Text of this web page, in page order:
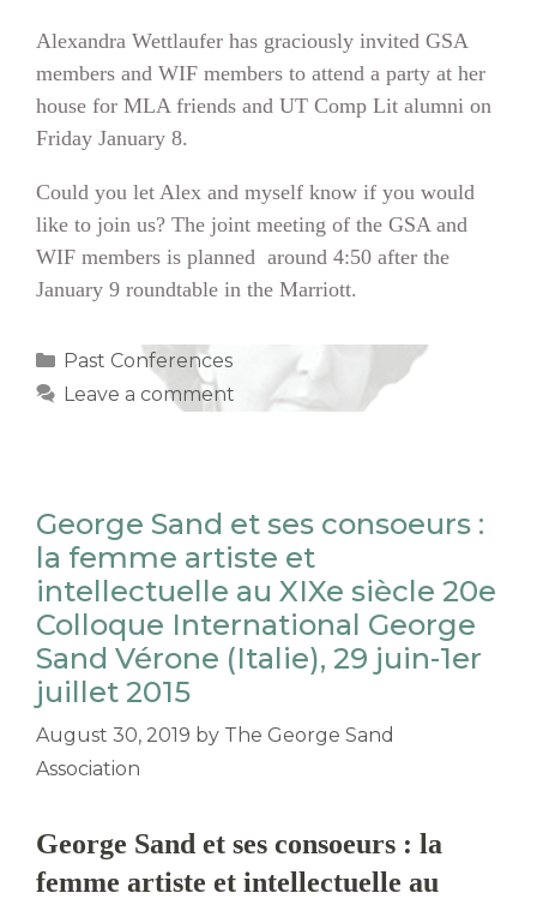
Alexandra Wettlaufer has graciously invited GSA
members and WIF members to attend a party at her
house for MLA friends and UT Comp Lit alumni on
Friday January 8.
Could you let Alex and myself know if you would
like to join us? The joint meeting of the GSA and
WIF members is planned around 4:50 after the
January 9 roundtable in the Marriott.
Categories
Past Conferences
Leave a comment
George Sand et ses consoeurs :
la femme artiste et
intellectuelle au XIXe siècle 20e
Colloque International George
Sand Vérone (Italie), 29 juin-1er
juillet 2015
August 30, 2019 by The George Sand
Association
George Sand et ses consoeurs : la
femme artiste et intellectuelle au